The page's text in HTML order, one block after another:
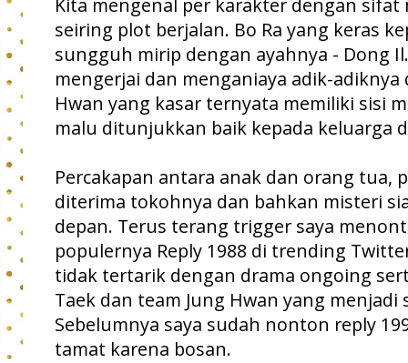
Kita mengenal per karakter dengan
seiring plot berjalan. Bo Ra yang keras
sungguh mirip dengan ayahnya - Dong
mengerjai dan menganiaya adik-
Hwan yang kasar ternyata memiliki sisi
malu ditunjukkan baik kepada keluarga
Percakapan antara anak dan orang tua,
diterima tokohnya dan bahkan misteri
depan. Terus terang trigger saya
populernya Reply 1988 di trending
tidak tertarik dengan drama ongoing
Taek dan team Jung Hwan yang
Sebelumnya saya sudah nonton reply
tamat karena bosan.